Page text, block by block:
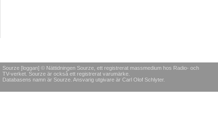
Sourze [loggan] © Nättidningen Sourze, ett registrerat massmedium hos Radio- och
TV-verket. Sourze är också ett registrerat varumärke.
Databasens namn är Sourze. Ansvarig utgivare är Carl Olof Schlyter.